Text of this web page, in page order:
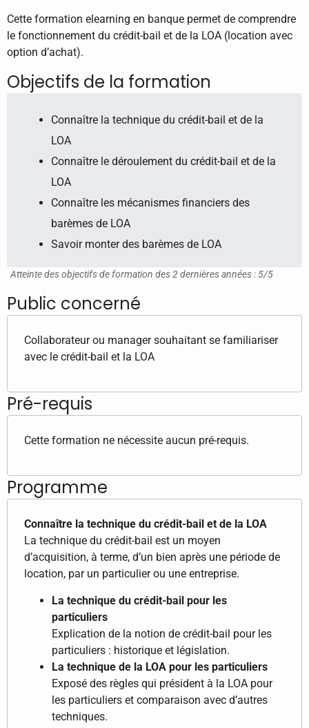
Cette formation elearning en banque permet de comprendre
le fonctionnement du crédit-bail et de la LOA (location avec
option d’achat).
Objectifs de la formation
Connaître la technique du crédit-bail et de la
LOA
Connaître le déroulement du crédit-bail et de la
LOA
Connaître les mécanismes financiers des
barèmes de LOA
Savoir monter des barèmes de LOA
Atteinte des objectifs de formation des 2 dernières années : 5/5
Public concerné
Collaborateur ou manager souhaitant se familiariser
avec le crédit-bail et la LOA
Pré-requis
Cette formation ne nécessite aucun pré-requis.
Programme
Connaître la technique du crédit-bail et de la LOA
La technique du crédit-bail est un moyen
d’acquisition, à terme, d’un bien après une période de
location, par un particulier ou une entreprise.
La technique du crédit-bail pour les
particuliers
Explication de la notion de crédit-bail pour les
particuliers : historique et législation.
La technique de la LOA pour les particuliers
Exposé des règles qui président à la LOA pour
les particuliers et comparaison avec d’autres
techniques.